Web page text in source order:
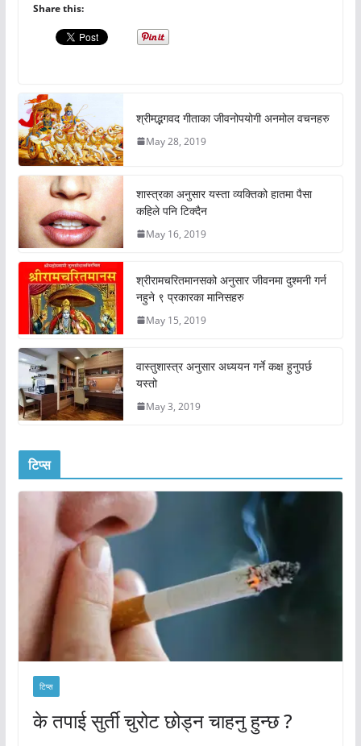
Share this:
श्रीमद्भगवद गीताका जीवनोपयोगी अनमोल वचनहरु
May 28, 2019
शास्त्रका अनुसार यस्ता व्यक्तिको हातमा पैसा
कहिले पनि टिक्दैन
May 16, 2019
श्रीरामचरितमानसको अनुसार जीवनमा दुश्मनी गर्न
नहुने ९ प्रकारका मानिसहरु
May 15, 2019
वास्तुशास्त्र अनुसार अध्ययन गर्ने कक्ष हुनुपर्छ
यस्तो
May 3, 2019
टिप्स
टिप्स
के तपाई सुर्ती चुरोट छोड्न चाहनु हुन्छ ?